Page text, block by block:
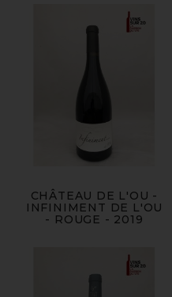
CHÂTEAU DE L'OU -
INFINIMENT DE L'OU
- ROUGE - 2019